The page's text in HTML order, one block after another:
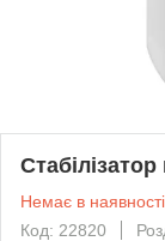
Немає в наявності
Код: 22820